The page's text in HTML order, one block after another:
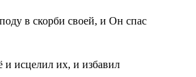
в скорби своей, и Он спас
и исцелил их, и избавил